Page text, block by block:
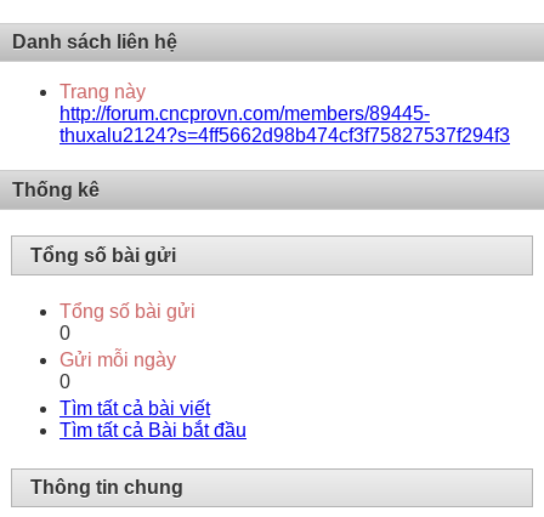
Danh sách liên hệ
Trang này
http://forum.cncprovn.com/members/89445-
thuxalu2124?s=4ff5662d98b474cf3f75827537f294f3
Thống kê
Tổng số bài gửi
Tổng số bài gửi
0
Gửi mỗi ngày
0
Tìm tất cả bài viết
Tìm tất cả Bài bắt đầu
Thông tin chung